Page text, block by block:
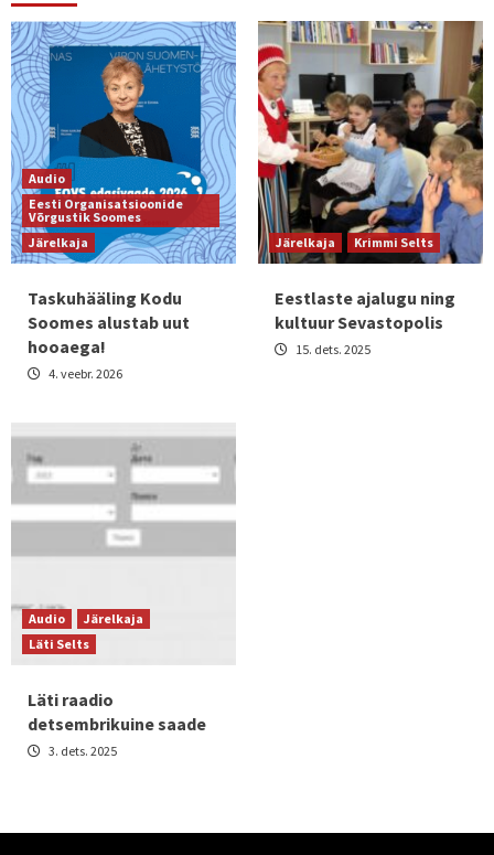
Audio
Eesti Organisatsioonide
Võrgustik Soomes
Järelkaja
Taskuhääling Kodu
Soomes alustab uut
hooaega!
4. veebr. 2026
Järelkaja Krimmi Selts
Eestlaste ajalugu ning
kultuur Sevastopolis
15. dets. 2025
Audio
Järelkaja
Läti Selts
Läti raadio
detsembrikuine saade
3. dets. 2025